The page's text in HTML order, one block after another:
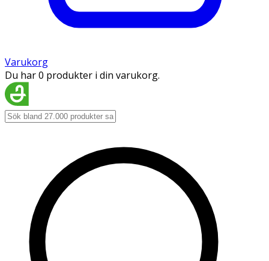
Varukorg
Du har 0 produkter i din varukorg.